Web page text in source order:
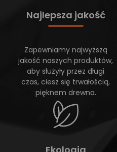
Najlepsza jakość
Zapewniamy najwyższą
jakość naszych produktów,
aby służyły przez długi
czas, ciesz się trwałością,
pięknem drewna.